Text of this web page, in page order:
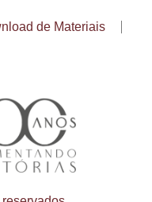
de Materiais